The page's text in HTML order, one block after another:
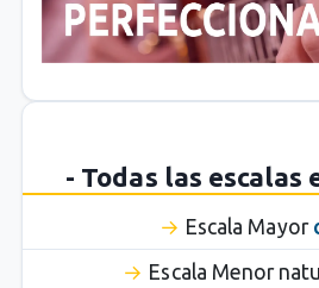
- Todas las escalas
Escala Mayor
Escala Menor